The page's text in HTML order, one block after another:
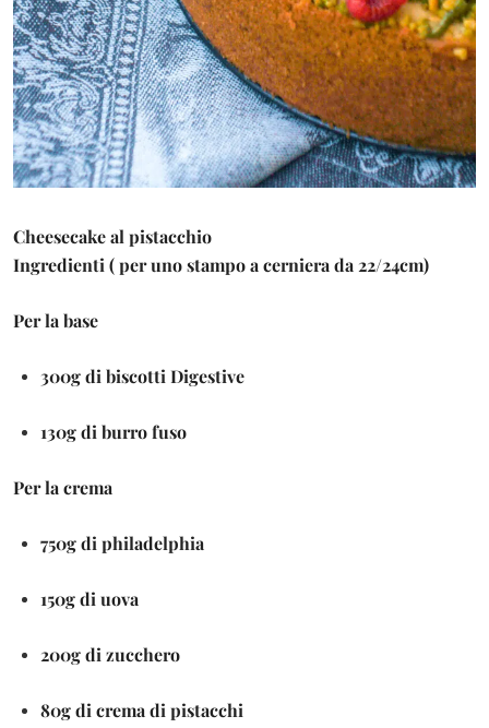
Cheesecake al pistacchio
Ingredienti ( per uno stampo a cerniera da 22/24cm)
Per la base
300g di biscotti Digestive
130g di burro fuso
Per la crema
750g di philadelphia
150g di uova
200g di zucchero
80g di crema di pistacchi